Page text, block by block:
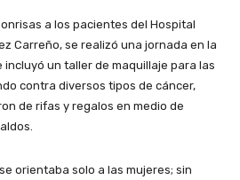
a los pacientes del Hospital
Carreño, se realizó una jornada en la
un taller de maquillaje para las
contra diversos tipos de cáncer,
de rifas y regalos en medio de
orientaba solo a las mujeres; sin